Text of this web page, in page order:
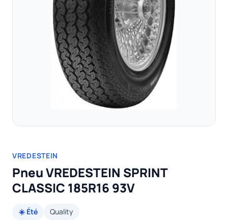
VREDESTEIN
Pneu VREDESTEIN SPRINT
CLASSIC 185R16 93V
☀️ Été Quality